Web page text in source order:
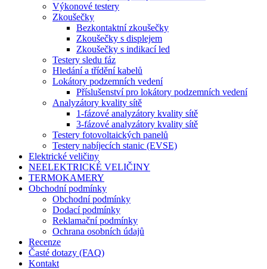
Výkonové testery
Zkoušečky
Bezkontaktní zkoušečky
Zkoušečky s displejem
Zkoušečky s indikací led
Testery sledu fáz
Hledání a třídění kabelů
Lokátory podzemních vedení
Příslušenství pro lokátory podzemních vedení
Analyzátory kvality sítě
1-fázové analyzátory kvality sítě
3-fázové analyzátory kvality sítě
Testery fotovoltaických panelů
Testery nabíjecích stanic (EVSE)
Elektrické veličiny
NEELEKTRICKÉ VELIČINY
TERMOKAMERY
Obchodní podmínky
Obchodní podmínky
Dodací podmínky
Reklamační podmínky
Ochrana osobních údajů
Recenze
Časté dotazy (FAQ)
Kontakt